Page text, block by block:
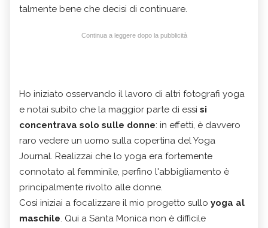
talmente bene che decisi di continuare.
Continua a leggere dopo la pubblicità
Ho iniziato osservando il lavoro di altri fotografi yoga
e notai subito che la maggior parte di essi si
concentrava solo sulle donne: in effetti, è davvero
raro vedere un uomo sulla copertina del Yoga
Journal. Realizzai che lo yoga era fortemente
connotato al femminile, perfino l'abbigliamento è
principalmente rivolto alle donne.
Così iniziai a focalizzare il mio progetto sullo yoga al
maschile. Qui a Santa Monica non è difficile